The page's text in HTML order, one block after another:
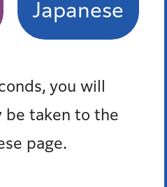
Japanese
you will
be taken to the
page.
号 港区住民税非課税
とみる